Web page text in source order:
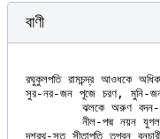
বাণী
রঘুকুলপতি রামচন্দ্র আওধকে
সুর-নর-জন পূজে চরণ, মুনি-জন
দশরথ-সুত সীতাপতি তপবন